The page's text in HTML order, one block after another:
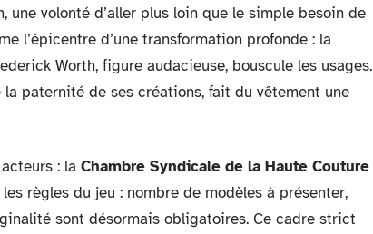
une volonté d’aller plus loin que le simple besoin de
l’épicentre d’une transformation profonde : la
Worth, figure audacieuse, bouscule les usages.
paternité de ses créations, fait du vêtement une
: la Chambre Syndicale de la Haute Couture
règles du jeu : nombre de modèles à présenter,
sont désormais obligatoires. Ce cadre strict